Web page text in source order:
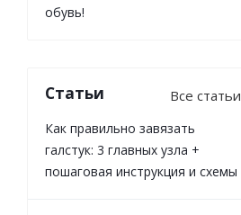
обувь!
Статьи Все статьи
Как правильно завязать
галстук: 3 главных узла +
пошаговая инструкция и схемы